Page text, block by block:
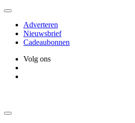
Ga
inhoud
Adverteren
Nieuwsbrief
Cadeaubonnen
Volg ons